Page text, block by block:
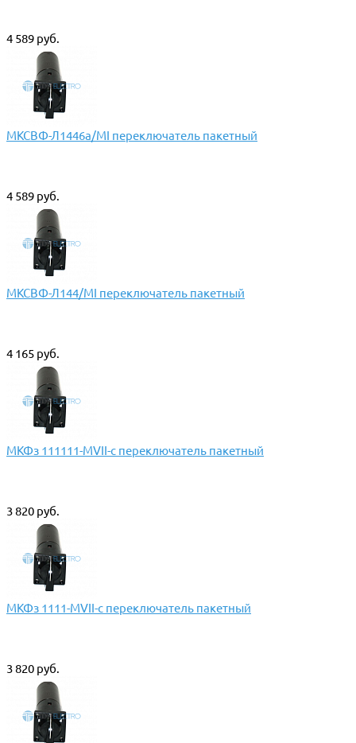
4 589 руб.
МКСВФ-Л1446а/МI переключатель пакетный
4 589 руб.
МКСВФ-Л144/МI переключатель пакетный
4 165 руб.
МКФз 111111-МVII-с переключатель пакетный
3 820 руб.
МКФз 1111-МVII-с переключатель пакетный
3 820 руб.